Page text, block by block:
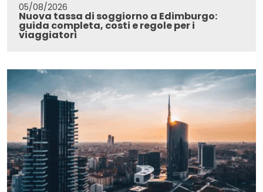
05/08/2026
Nuova tassa di soggiorno a Edimburgo:
guida completa, costi e regole per i
viaggiatori